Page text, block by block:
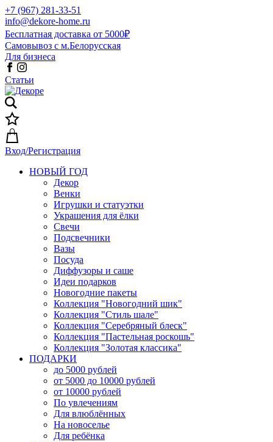
+7 (967) 281-33-51
info@dekore-home.ru
Бесплатная доставка от 5000₽
Самовывоз с м.Белорусская
Для бизнеса
Статьи
Вход/Регистрация
НОВЫЙ ГОД
Декор
Венки
Игрушки и статуэтки
Украшения для ёлки
Свечи
Подсвечники
Вазы
Посуда
Диффузоры и саше
Идеи подарков
Новогодние пакеты
Коллекция "Новогодний шик"
Коллекция "Стиль шале"
Коллекция "Серебряный блеск"
Коллекция "Пастельная роскошь"
Коллекция "Золотая классика"
ПОДАРКИ
до 5000 рублей
от 5000 до 10000 рублей
от 10000 рублей
По увлечениям
Для влюблённых
На новоселье
Для ребёнка